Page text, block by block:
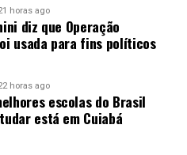
carnívora, mas
variada. De acordo com o
espécies mais generalistas
adaptar à disponibilidade
presas maiores, pode
lagartos, aves e até
horas ago
diz que Operação
usada para fins políticos
horas ago
escolas do Brasil
está em Cuiabá